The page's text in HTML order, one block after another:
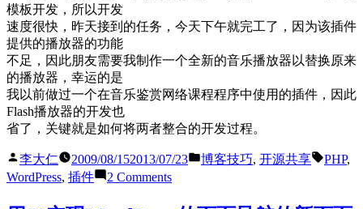
模板开发，所以开发
速度很快，昨天接到的任务，今天下午就完工了，因为该插件
提供的播放器的功能
不足，因此朋友需要我制作一个全新的音乐播放器以替换原来
的播放器，幸运的是
我以前做过一个在音乐鉴赏网络课程程序中使用的插件，因此
Flash播放器的开发也
省了，关键就是如何将两者整合的开发过程。
Posted
李大仁 2009/08/152013/07/23
Posted
博客技巧, 开源共享 Tags:
PHP,
WordPress, 插件 2 Commentson